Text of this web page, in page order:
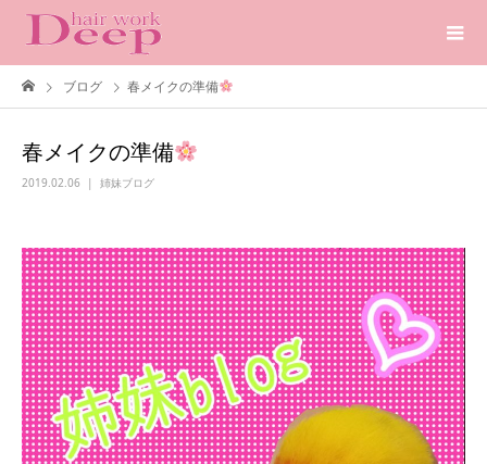
ブログ 春メイクの準備
春メイクの準備
2019.02.06 姉妹ブログ